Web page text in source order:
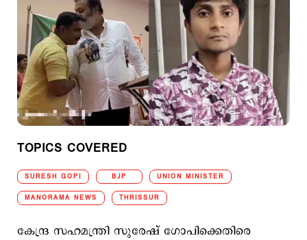
TOPICS COVERED
SURESH GOPI BJP UNION MINISTER
MANORAMA NEWS THRISSUR
കേന്ദ്ര സഹമന്ത്രി സുരേഷ് ഗോപിക്കെതിരെ